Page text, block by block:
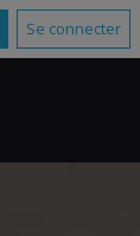
Se connecter